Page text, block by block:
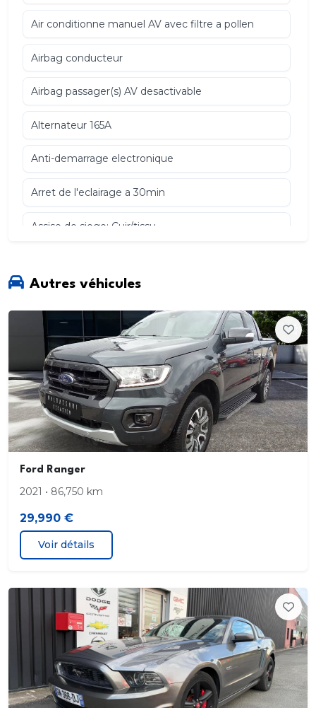
Air conditionne manuel AV avec filtre a pollen
Airbag conducteur
Airbag passager(s) AV desactivable
Alternateur 165A
Anti-demarrage electronique
Arret de l'eclairage a 30min
Assise de siege: Cuir/tissu
Banquette AR 3 places avec espace de
rangement sous l'assise
Bavettes AR
Bavettes AV
Boite a gants avec couvercle verrouillable
Bornes de connexion electrique pour
equipements et accessoires
Ceintures de securite 3 points a enrouleur sur tous
les sieges
Controle adaptatif de la charge (LAC)
Controle dynamique de la trajectoire (ESP) avec
Crochets d'arrimage de charge (8 a la norme DIN
75410)
Autres véhicules
Ford Ranger
2021 • 86,750 km
29,990 €
Voir détails